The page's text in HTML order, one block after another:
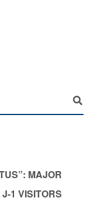
MAJOR
1 VISITORS